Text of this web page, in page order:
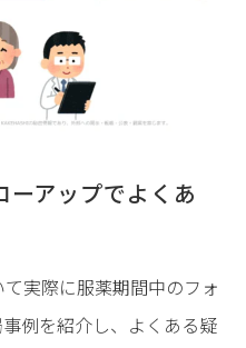
アップでよくあ
実際に服薬期間中のフォ
例を紹介し、よくある疑